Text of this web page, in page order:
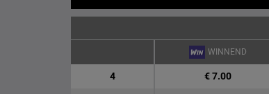
WINNEND
4 € 7.00